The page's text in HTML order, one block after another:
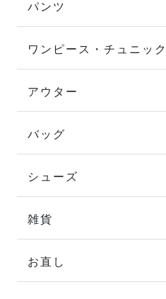
パンツ
ワンピース・チュニック
アウター
バッグ
シューズ
雑貨
お直し